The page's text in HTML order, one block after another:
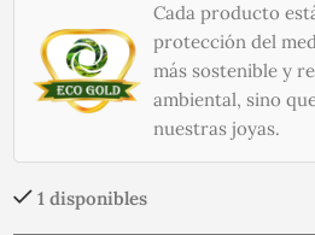
Cada producto
protección del
más sostenible y
ambiental, sino
nuestras joyas.
1 disponibles